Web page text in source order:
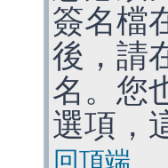
簽名檔
後，請
名。您
選項，
回頂端